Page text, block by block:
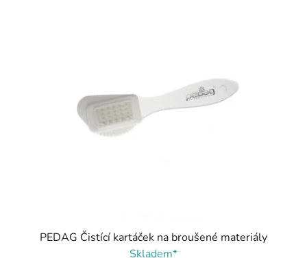
PEDAG Čistící kartáček na broušené materiály
Skladem*